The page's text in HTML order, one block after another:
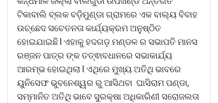
ଟିକାବାଲି ବ୍ଲକ ବଡ଼ିମୁଣ୍ଡା ଗ୍ରାମରେ ଏକ ବାଲ୍ୟ ବିବାହ
ଉଚ୍ଛେଦ ସଚେତନତା କାର୍ଯ୍ୟକ୍ରମ ଅନୁଷ୍ଠିତ
ହୋଇଯାଇଛି l ଏହାକୁ ହଦଗଡ଼ ମଣ୍ଡଳ ର ସଭାପତି ମାନସ
ରଞ୍ଜନ ପାତ୍ର ଙ୍କ ତତ୍ଵାବଧାନରେ ସଭାକାର୍ଯ୍ୟ
ଆରମ୍ଭ ହୋଇଥିଲା l ଏଥିରେ ମୁଖ୍ୟ ଅତିଥି ଭାବରେ
ୟୁନିସେଫ ଭୁବନେଶ୍ୱର ରୁ ଆସିଥବା ଘାସିରାମ ପଣ୍ଡା,
ସମ୍ମାନିତ ଅତିଥି ଭାବେ ସୁରକ୍ଷା ଅଧିକାରିଣୀ ସରୋଜଲତା